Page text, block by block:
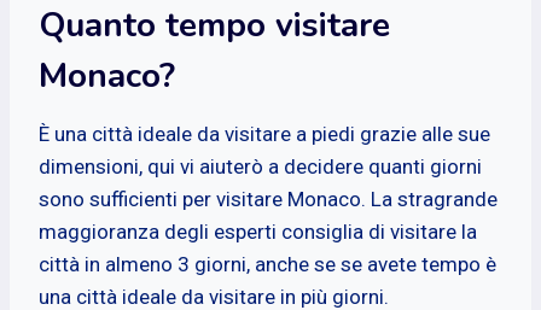
Quanto tempo visitare
Monaco?
È una città ideale da visitare a piedi grazie alle sue
dimensioni, qui vi aiuterò a decidere quanti giorni
sono sufficienti per visitare Monaco. La stragrande
maggioranza degli esperti consiglia di visitare la
città in almeno 3 giorni, anche se se avete tempo è
una città ideale da visitare in più giorni.